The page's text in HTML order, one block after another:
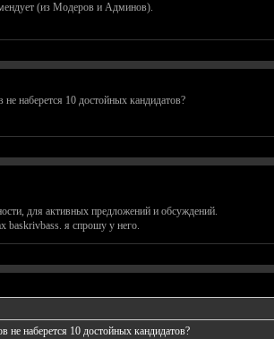
(из Модеров и Админов).
наберется 10 достойных кандидатов?
для активных предложений и обсуждений.
baskrivbass. я спрошу у него.
не наберется 10 достойных кандидатов?